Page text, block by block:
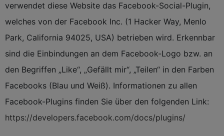
verwendet diese Website das Facebook-Social-Plugin,
welches von der Facebook Inc. (1 Hacker Way, Menlo
Park, California 94025, USA) betrieben wird. Erkennbar
sind die Einbindungen an dem Facebook-Logo bzw. an
den Begriffen „Like“, „Gefällt mir“, „Teilen“ in den Farben
Facebooks (Blau und Weiß). Informationen zu allen
Facebook-Plugins finden Sie über den folgenden Link:
https://developers.facebook.com/docs/plugins/